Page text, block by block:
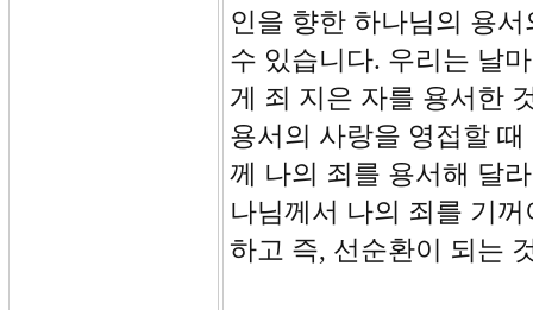
인을 향한 하나님의 용
수 있습니다. 우리는 날
게 죄 지은 자를 용서한
용서의 사랑을 영접할
께 나의 죄를 용서해 달
나님께서 나의 죄를 기
하고 즉, 선순환이 되는